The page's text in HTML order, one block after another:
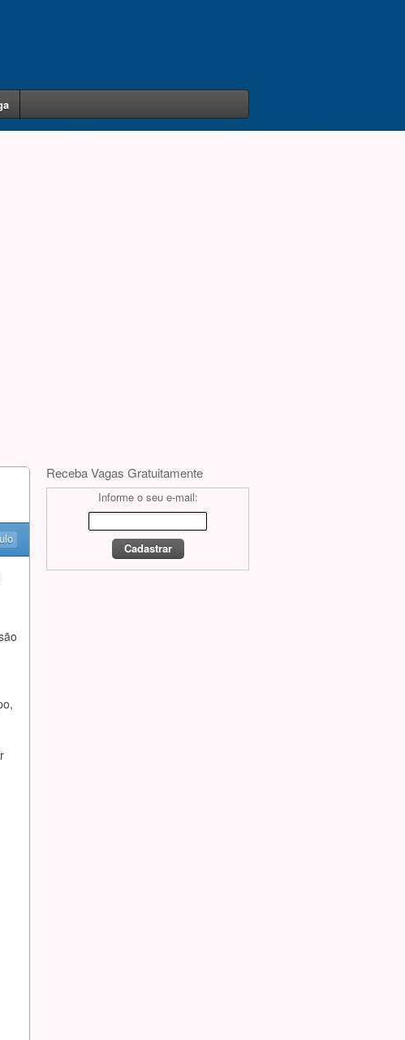
Receba Vagas Gratuitamente
Informe o seu e-mail: